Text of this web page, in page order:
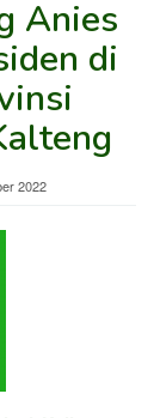
Anies
di
2022